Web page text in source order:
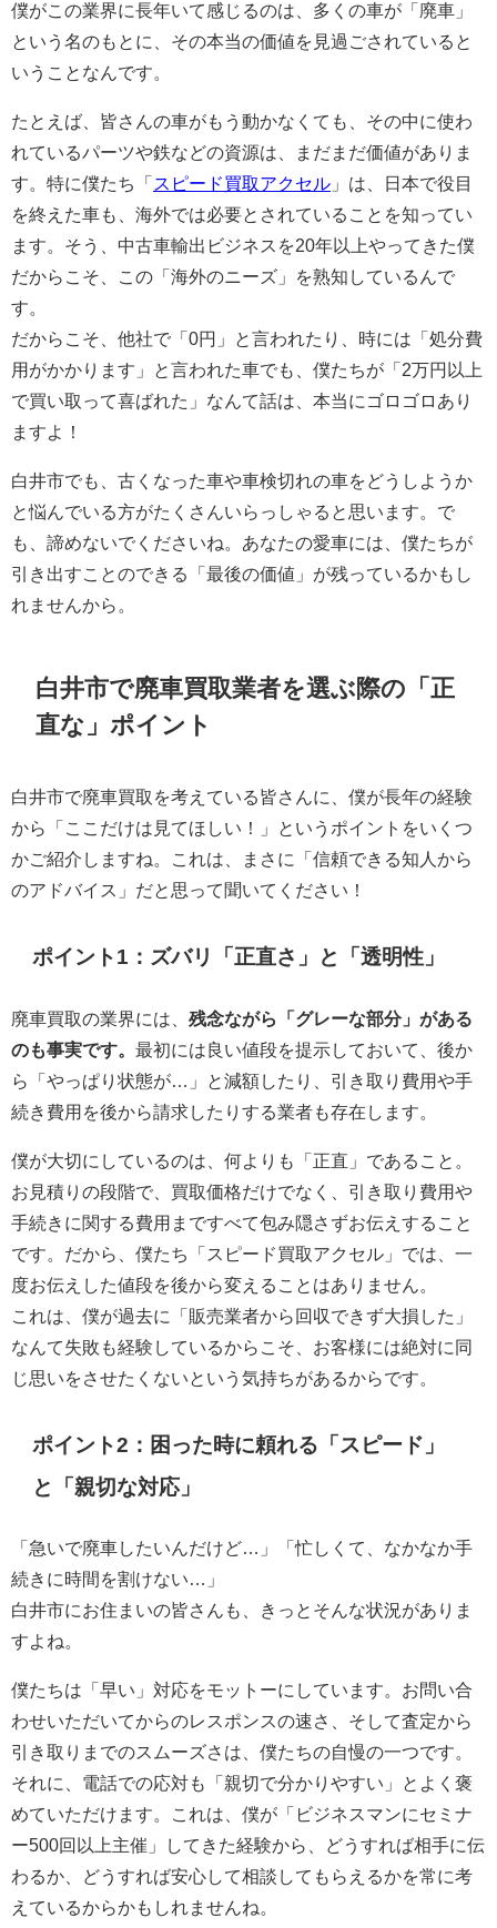
僕がこの業界に長年いて感じるのは、多くの車が「廃車」
という名のもとに、その本当の価値を見過ごされていると
いうことなんです。
たとえば、皆さんの車がもう動かなくても、その中に使わ
れているパーツや鉄などの資源は、まだまだ価値がありま
す。特に僕たち「 スピード買取アクセル 」は、日本で役目
を終えた車も、海外では必要とされていることを知ってい
ます。そう、中古車輸出ビジネスを20年以上やってきた僕
だからこそ、この「海外のニーズ」を熟知しているんで
す。
だからこそ、他社で「0円」と言われたり、時には「処分費
用がかかります」と言われた車でも、僕たちが「2万円以上
で買い取って喜ばれた」なんて話は、本当にゴロゴロあり
ますよ！
白井市でも、古くなった車や車検切れの車をどうしようか
と悩んでいる方がたくさんいらっしゃると思います。で
も、諦めないでくださいね。あなたの愛車には、僕たちが
引き出すことのできる「最後の価値」が残っているかもし
れませんから。
白井市で廃車買取業者を選ぶ際の「正
直な」ポイント
白井市で廃車買取を考えている皆さんに、僕が長年の経験
から「ここだけは見てほしい！」というポイントをいくつ
かご紹介しますね。これは、まさに「信頼できる知人から
のアドバイス」だと思って聞いてください！
ポイント1：ズバリ「正直さ」と「透明性」
廃車買取の業界には、 残念ながら「グレーな部分」がある
のも事実です。 最初には良い値段を提示しておいて、後か
ら「やっぱり状態が…」と減額したり、引き取り費用や手
続き費用を後から請求したりする業者も存在します。
僕が大切にしているのは、何よりも「正直」であること。
お見積りの段階で、買取価格だけでなく、引き取り費用や
手続きに関する費用まですべて包み隠さずお伝えすること
です。だから、僕たち「スピード買取アクセル」では、一
度お伝えした値段を後から変えることはありません。
これは、僕が過去に「販売業者から回収できず大損した」
なんて失敗も経験しているからこそ、お客様には絶対に同
じ思いをさせたくないという気持ちがあるからです。
ポイント2：困った時に頼れる「スピード」
と「親切な対応」
「急いで廃車したいんだけど…」「忙しくて、なかなか手
続きに時間を割けない…」
白井市にお住まいの皆さんも、きっとそんな状況がありま
すよね。
僕たちは「早い」対応をモットーにしています。お問い合
わせいただいてからのレスポンスの速さ、そして査定から
引き取りまでのスムーズさは、僕たちの自慢の一つです。
それに、電話での応対も「親切で分かりやすい」とよく褒
めていただけます。これは、僕が「ビジネスマンにセミナ
ー500回以上主催」してきた経験から、どうすれば相手に伝
わるか、どうすれば安心して相談してもらえるかを常に考
えているからかもしれませんね。